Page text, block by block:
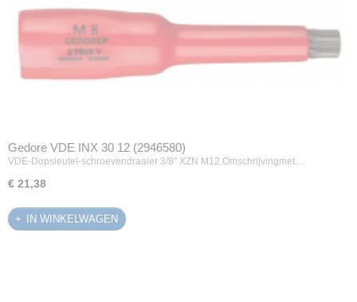
Gedore VDE INX 30 12 (2946580)
VDE-Dopsleutel-schroevendraaier 3/8" XZN M12.Omschrijvingmet…
€ 21,38
IN WINKELWAGEN